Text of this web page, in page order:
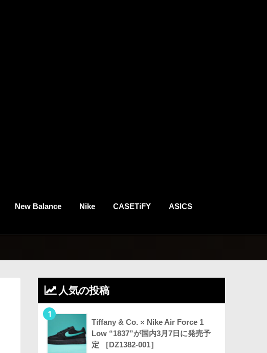
New Balance Nike CASETiFY ASICS
人気の投稿
1
Tiffany & Co. × Nike Air Force 1
Low “1837”が国内3月7日に発売予
定 ［DZ1382-001］